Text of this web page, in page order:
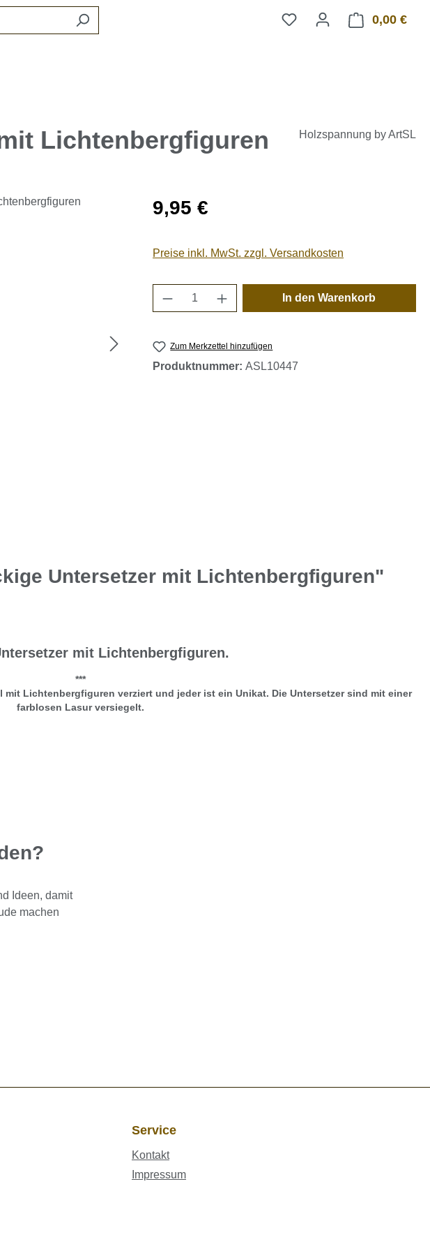
0,00 €
Lichtenbergfiguren Holzspannung by ArtSL
Regulärer Preis:
9,95 €
Preise inkl. MwSt. zzgl. Versandkosten
Produkt Anzahl: Gib den
In den Warenkorb
Zum Merkzettel hinzufügen
Produktnummer:ASL10447
Untersetzer mit Lichtenbergfiguren"
mit Lichtenbergfiguren.
***
Lichtenbergfiguren verziert und jeder ist ein Unikat. Die Untersetzer sind mit einer
farblosen Lasur versiegelt.
Ideen, damit
machen
Service
Kontakt
Impressum